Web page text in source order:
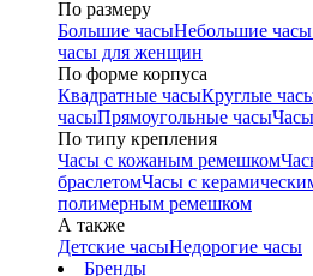
По размеру
Большие часыНебольшие
часы для женщин
По форме корпуса
Квадратные часыКруглые
часыПрямоугольные часы
По типу крепления
Часы с кожаным ремешком
браслетомЧасы с
полимерным ремешком
А также
Детские часыНедорогие часы
Бренды